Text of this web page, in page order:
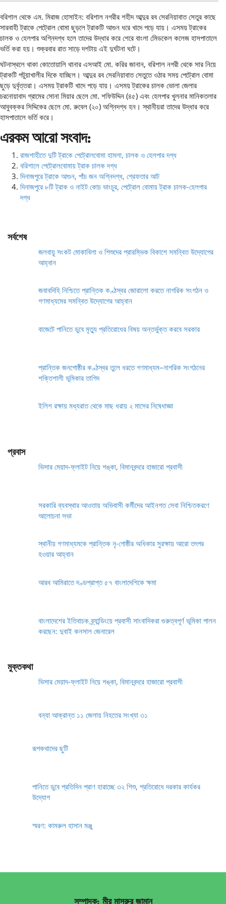
বরিশাল থেকে এম. মিরাজ হোসাইন: বরিশাল নগরীর শহীদ আব্দুর রব সেরনিয়াবাত সেতুর কাছে
সারবাহী ট্রাকে পেট্রোল বোমা ছুড়লে ট্রাকটি আগুন ধরে খাদে পড়ে যায়। এসময় ট্রাকের
চালক ও হেলপার অগ্নিদগ্ধ হলে তাদের উদ্ধার করে শেরে বাংলা মেিডকেল কলেজ হাসপাতালে
ভর্তি করা হয়। শুক্রবার রাত সাড়ে দশটায় এই দুর্ঘটনা ঘটে।
ঘটনাস্থলে থাকা কোতোয়ালি থানার এসআই মো. করির জানান, বরিশাল নগরী থেকে সার নিয়ে
ট্রাকটি পটুয়াখালীর দিকে যাচ্ছিল। আব্দুর রব সেরনিয়াবাত সেতুতে ওঠার সময় পেট্রোল বোমা
ছুড়ে দুর্বৃত্তরা। এসময় ট্রাকটি খাদে পড়ে যায়। এসময় ট্রাকের চালক ভোলা জেলার
চরনোয়াবাদ গ্রামের সোনা মিয়ার ছেলে মো. শফিউদ্দিন (৪৫) এবং হেলপার খুলনার মানিকতলার
আবুবক্কর সিদ্দিকের ছেলে মো. রুবেল (২০) অগ্নিদগ্ধ হন। স্থানীয়রা তাদের উদ্ধার করে
হাসপাতালে ভর্তি করে।
এরকম আরো সংবাদ:
রাজশাহীতে দুটি ট্রাকে পেট্রোলবোমা হামলা, চালক ও হেলপার দগ্ধ
বরিশালে পেট্রোলবোমায় ট্রাক চালক দগ্ধ
দিনাজপুরে ট্রাকে আগুন, পাঁচ জন অগ্নিদগ্ধ, গ্রেফতার আট
দিনাজপুরে ৮টি ট্রাক ও নাইট কোচ ভাংচুর, পেট্রোল বোমায় ট্রাক চালক-হেলপার
দগ্ধ
সর্বশেষ
জলবায়ু সংকট মোকাবিলা ও শিশুদের প্রারম্ভিক বিকাশে সমন্বিত উদ্যোগের
আহ্বান
জবাবদিহি নিশ্চিতে প্রান্তিক কণ্ঠস্বর জোরালো করতে নাগরিক সংগঠন ও
গণমাধ্যমের সমন্বিত উদ্যোগের আহ্বান
বাজেটে পানিতে ডুবে মৃত্যু প্রতিরোধের বিষয় অন্তর্ভুক্ত করবে সরকার
প্রান্তিক জনগোষ্ঠীর কণ্ঠস্বর তুলে ধরতে গণমাধ্যম–নাগরিক সংগঠনের
শক্তিশালী ভূমিকার তাগিদ
ইলিশ রক্ষায় মধ্যরাত থেকে মাছ ধরায় ২ মাসের নিষেধাজ্ঞা
প্রবাস
ভিসার মেয়াদ-ফ্লাইট নিয়ে শঙ্কা, বিমানবন্দরে হাজারো প্রবাসী
সরকারি ব্যবস্থার আওতায় অভিবাসী কর্মীদের আইনগত সেবা নিশ্চিতকরণে
আলোচনা সভা
স্থানীয় গণমাধ্যমকে প্রান্তিক নৃ-গোষ্ঠীর অধিকার সুরক্ষায় আরো তৎপর
হওয়ার আহ্বান
আরব আমিরাতে দণ্ডপ্রাপ্ত ৫৭ বাংলাদেশিকে ক্ষমা
বাংলাদেশের ইতিবাচক ব্র্যান্ডিংয়ে প্রবাসী সাংবাদিকরা গুরুত্বপূর্ণ ভূমিকা পালন
করছেন: দুবাই কনসাল জেনারেল
মুক্তকথা
ভিসার মেয়াদ-ফ্লাইট নিয়ে শঙ্কা, বিমানবন্দরে হাজারো প্রবাসী
বন্যা আক্রান্ত ১১ জেলায় নিহতের সংখ্যা ৩১
রূপকথাদের ছুটি
পানিতে ডুবে প্রতিদিন প্রাণ হারাচ্ছে ৩২ শিশু, প্রতিরোধে দরকার কার্যকর
উদ্যোগ
স্মরণ: কামরুল হাসান মঞ্জু
সম্পাদক: মীর মাসরুর জামান